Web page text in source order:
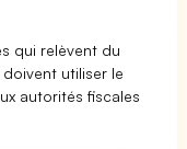
qui relèvent du
utiliser le
autorités fiscales